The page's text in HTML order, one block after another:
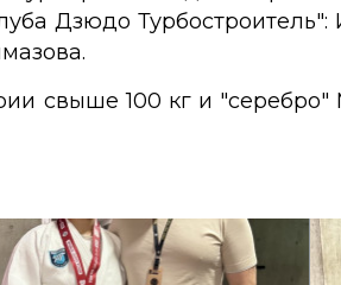
Дзюдо
свыше 100 кг и